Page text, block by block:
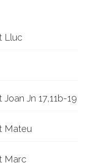
Lluc
Jn 17,11b-19
Mateu
Marc